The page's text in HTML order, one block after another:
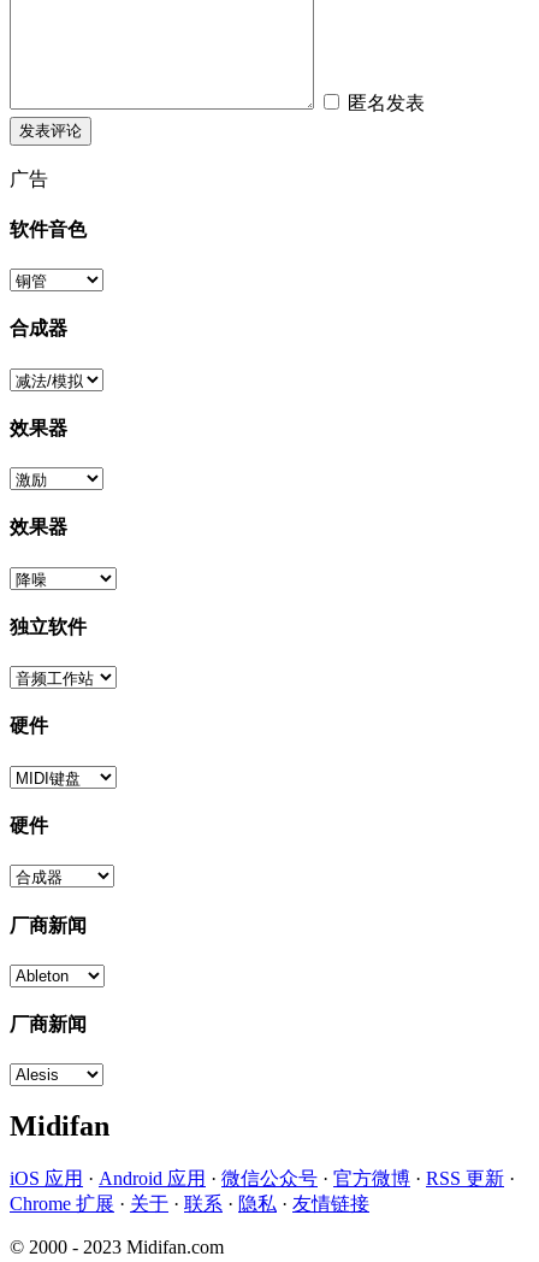
匿名发表
广告
软件音色
合成器
效果器
效果器
独立软件
硬件
硬件
厂商新闻
厂商新闻
Midifan
iOS 应用 · Android 应用 · 微信公众号 · 官方微博 · RSS 更新 ·
Chrome 扩展 · 关于 · 联系 · 隐私 · 友情链接
© 2000 - 2023 Midifan.com